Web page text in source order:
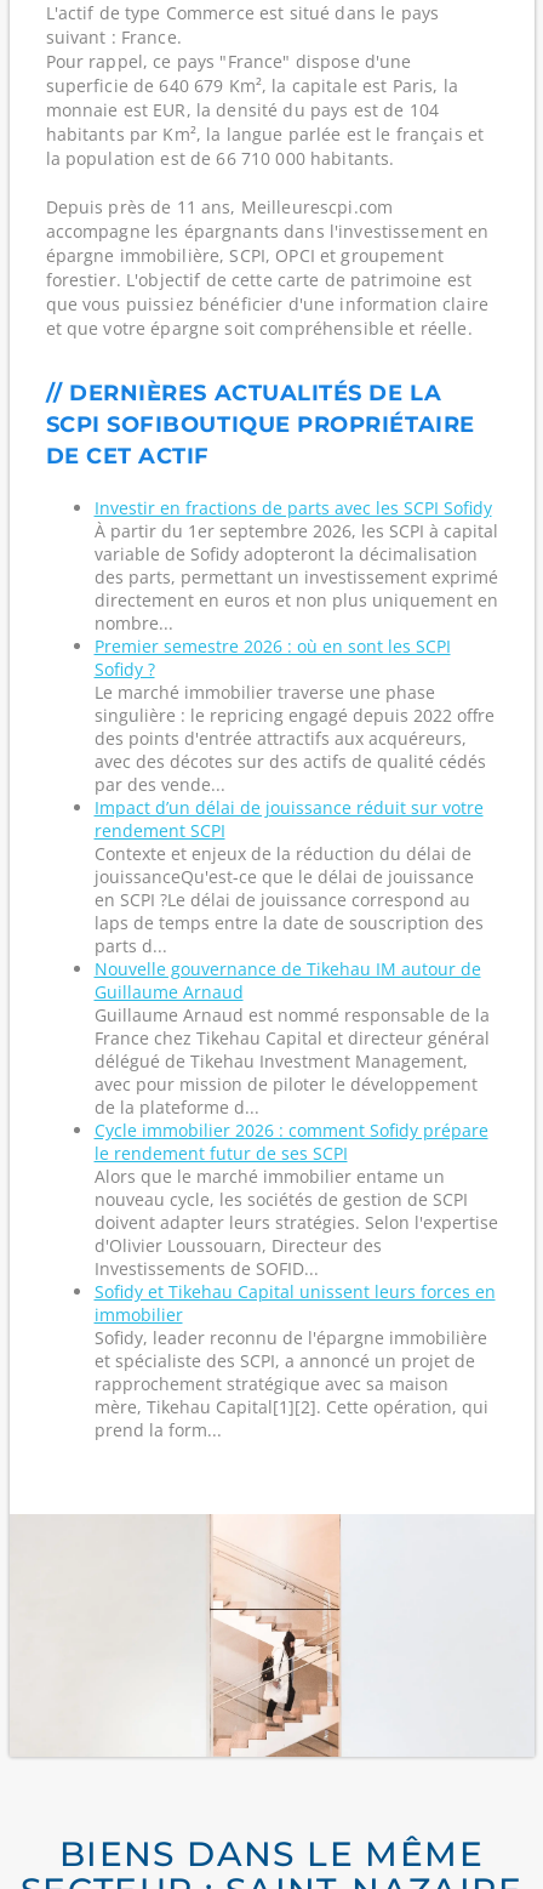
L'actif de type Commerce est situé dans le pays
suivant : France.
Pour rappel, ce pays "France" dispose d'une
superficie de 640 679 Km², la capitale est Paris, la
monnaie est EUR, la densité du pays est de 104
habitants par Km², la langue parlée est le français et
la population est de 66 710 000 habitants.
Depuis près de 11 ans, Meilleurescpi.com
accompagne les épargnants dans l'investissement en
épargne immobilière, SCPI, OPCI et groupement
forestier. L'objectif de cette carte de patrimoine est
que vous puissiez bénéficier d'une information claire
et que votre épargne soit compréhensible et réelle.
// DERNIÈRES ACTUALITÉS DE LA
SCPI SOFIBOUTIQUE PROPRIÉTAIRE
DE CET ACTIF
Investir en fractions de parts avec les SCPI Sofidy
À partir du 1er septembre 2026, les SCPI à capital
variable de Sofidy adopteront la décimalisation
des parts, permettant un investissement exprimé
directement en euros et non plus uniquement en
nombre...
Premier semestre 2026 : où en sont les SCPI
Sofidy ?
Le marché immobilier traverse une phase
singulière : le repricing engagé depuis 2022 offre
des points d'entrée attractifs aux acquéreurs,
avec des décotes sur des actifs de qualité cédés
par des vende...
Impact d’un délai de jouissance réduit sur votre
rendement SCPI
Contexte et enjeux de la réduction du délai de
jouissanceQu'est-ce que le délai de jouissance
en SCPI ?Le délai de jouissance correspond au
laps de temps entre la date de souscription des
parts d...
Nouvelle gouvernance de Tikehau IM autour de
Guillaume Arnaud
Guillaume Arnaud est nommé responsable de la
France chez Tikehau Capital et directeur général
délégué de Tikehau Investment Management,
avec pour mission de piloter le développement
de la plateforme d...
Cycle immobilier 2026 : comment Sofidy prépare
le rendement futur de ses SCPI
Alors que le marché immobilier entame un
nouveau cycle, les sociétés de gestion de SCPI
doivent adapter leurs stratégies. Selon l'expertise
d'Olivier Loussouarn, Directeur des
Investissements de SOFID...
Sofidy et Tikehau Capital unissent leurs forces en
immobilier
Sofidy, leader reconnu de l'épargne immobilière
et spécialiste des SCPI, a annoncé un projet de
rapprochement stratégique avec sa maison
mère, Tikehau Capital[1][2]. Cette opération, qui
prend la form...
BIENS DANS LE MÊME